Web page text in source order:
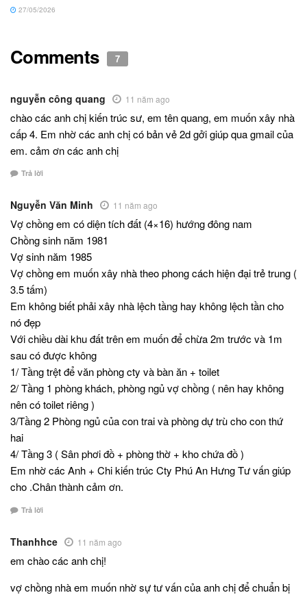
27/05/2026
Comments 7
nguyễn công quang 11 năm ago
chào các anh chị kiến trúc sư, em tên quang, em muốn xây nhà
cấp 4. Em nhờ các anh chị có bản vẻ 2d gởi giúp qua gmail của
em. cảm ơn các anh chị
Trả lời
Nguyễn Văn Minh 11 năm ago
Vợ chồng em có diện tích đất (4×16) hướng đông nam
Chồng sinh năm 1981
Vợ sinh năm 1985
Vợ chồng em muốn xây nhà theo phong cách hiện đại trẻ trung (
3.5 tấm)
Em không biết phải xây nhà lệch tầng hay không lệch tần cho
nó đẹp
Với chiều dài khu đất trên em muốn để chừa 2m trước và 1m
sau có được không
1/ Tầng trệt để văn phòng cty và bàn ăn + toilet
2/ Tầng 1 phòng khách, phòng ngủ vợ chồng ( nên hay không
nên có toilet riêng )
3/Tầng 2 Phòng ngủ của con trai và phòng dự trù cho con thứ
hai
4/ Tầng 3 ( Sân phơi đồ + phòng thờ + kho chứa đồ )
Em nhờ các Anh + Chi kiến trúc Cty Phú An Hưng Tư vấn giúp
cho .Chân thành cảm ơn.
Trả lời
Thanhhce 11 năm ago
em chào các anh chị!
vợ chồng nhà em muốn nhờ sự tư vấn của anh chị để chuẩn bị